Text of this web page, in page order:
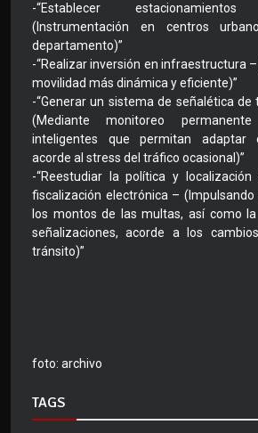
-“Establecer
(Instrumentación en centros
departamento)”
-“Realizar inversión en infraestructura
movilidad más dinámica y eficiente)”
-“Generar un sistema de señalética
(Mediante monitoreo
inteligentes que permitan adaptar
acorde al stress del tráfico ocasional)”
-“Reestudiar la política y
fiscalización electrónica – (Impulsando
los montos de las multas, así como
señalizaciones, acorde a los
tránsito)”
foto: archivo
TAGS